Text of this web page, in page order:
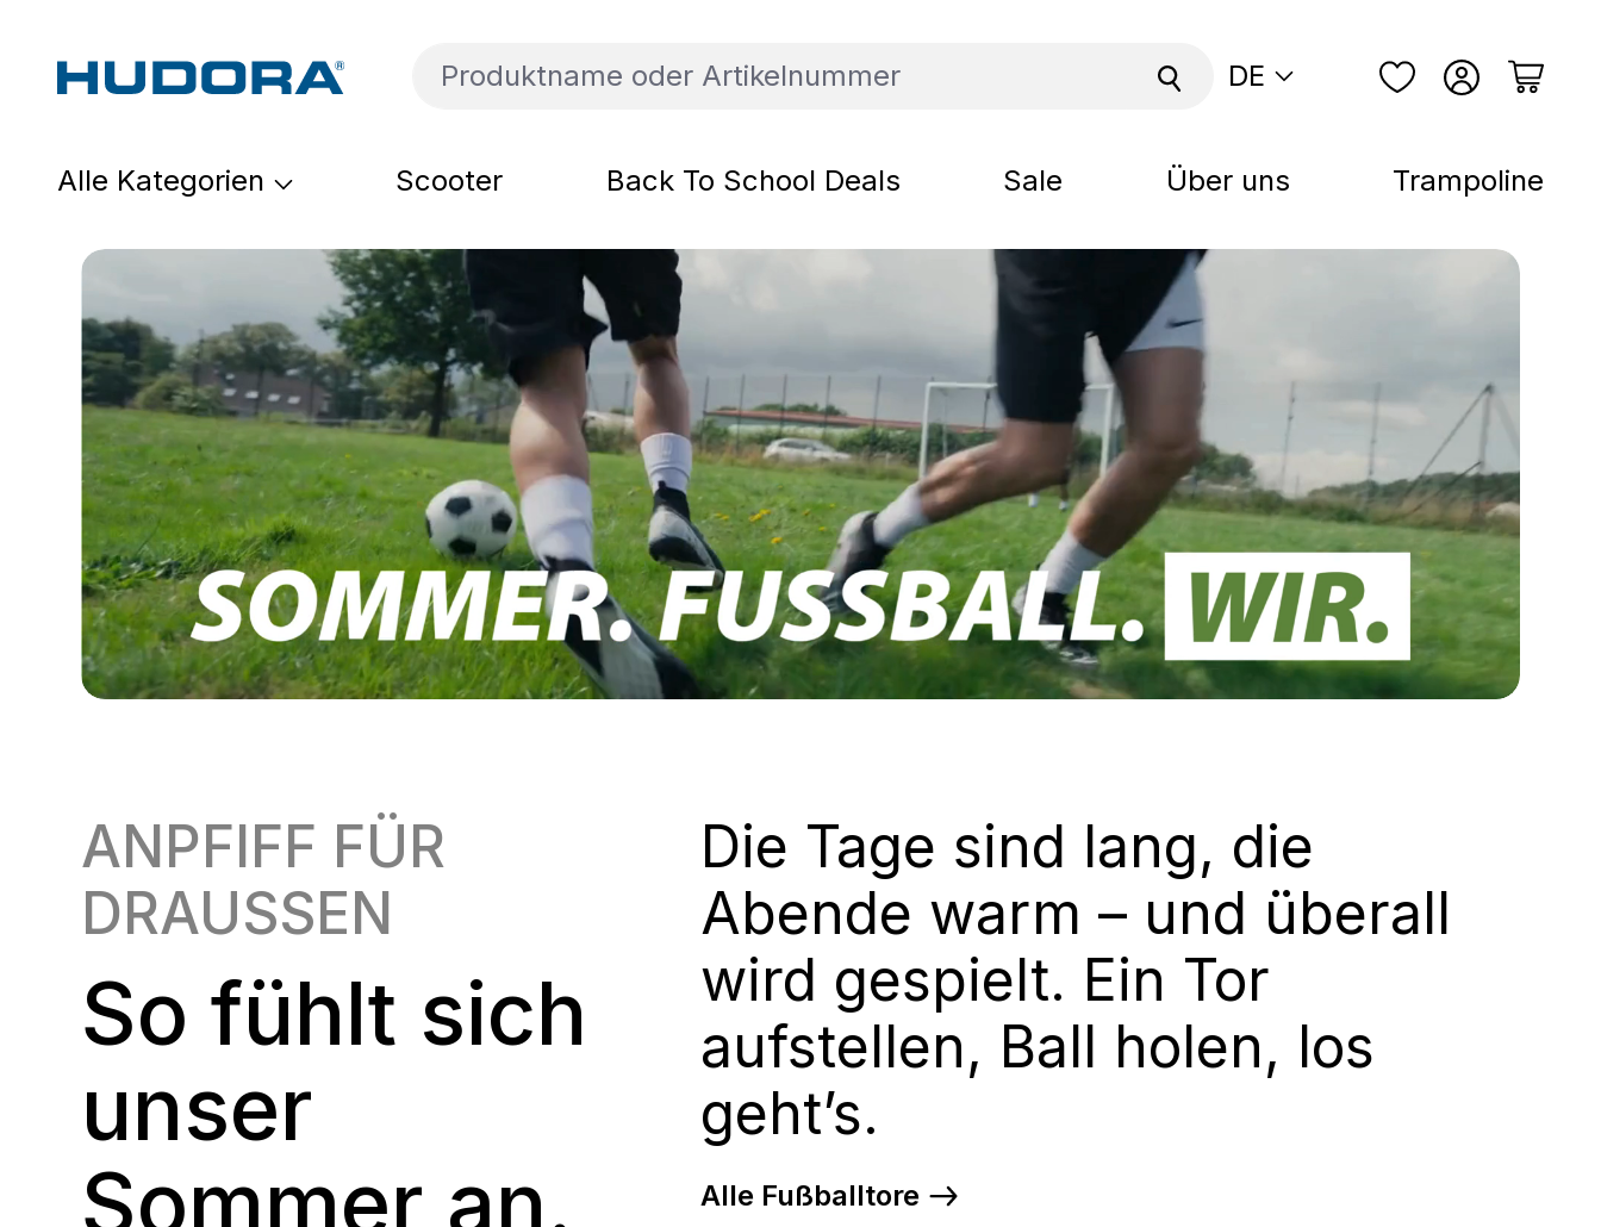
DE
Alle Kategorien Scooter Back To School Deals Sale Über uns Trampoline
ANPFIFF FÜR
DRAUSSEN
So fühlt sich
unser
Sommer an.
Die Tage sind lang, die
Abende warm – und überall
wird gespielt. Ein Tor
aufstellen, Ball holen, los
geht’s.
Alle Fußballtore